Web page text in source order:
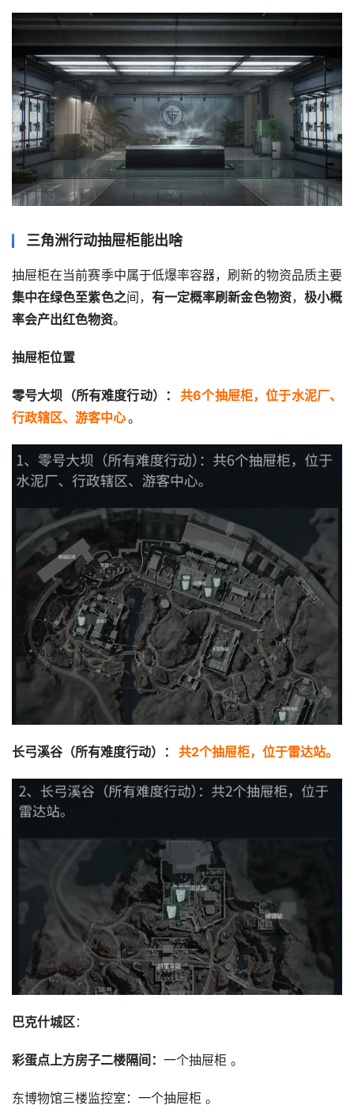
三角洲行动抽屉柜能出啥
抽屉柜在当前赛季中属于低爆率容器，刷新的物资品质主要
集中在绿色至紫色之间， 有一定概率刷新金色物资， 极小概
率会产出红色物资。
抽屉柜位置
零号大坝（所有难度行动）：
共6个抽屉柜，位于水泥厂、
行政辖区、游客中心。
长弓溪谷（所有难度行动）： 共2个抽屉柜，位于雷达站。
：
彩蛋点上方房子二楼隔间‌： 一个抽屉柜 ‌。
东博物馆三楼监控室‌：一个抽屉柜 ‌。